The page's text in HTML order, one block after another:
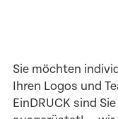
Sie möchten
Ihren Logos und
EinDRUCK sind